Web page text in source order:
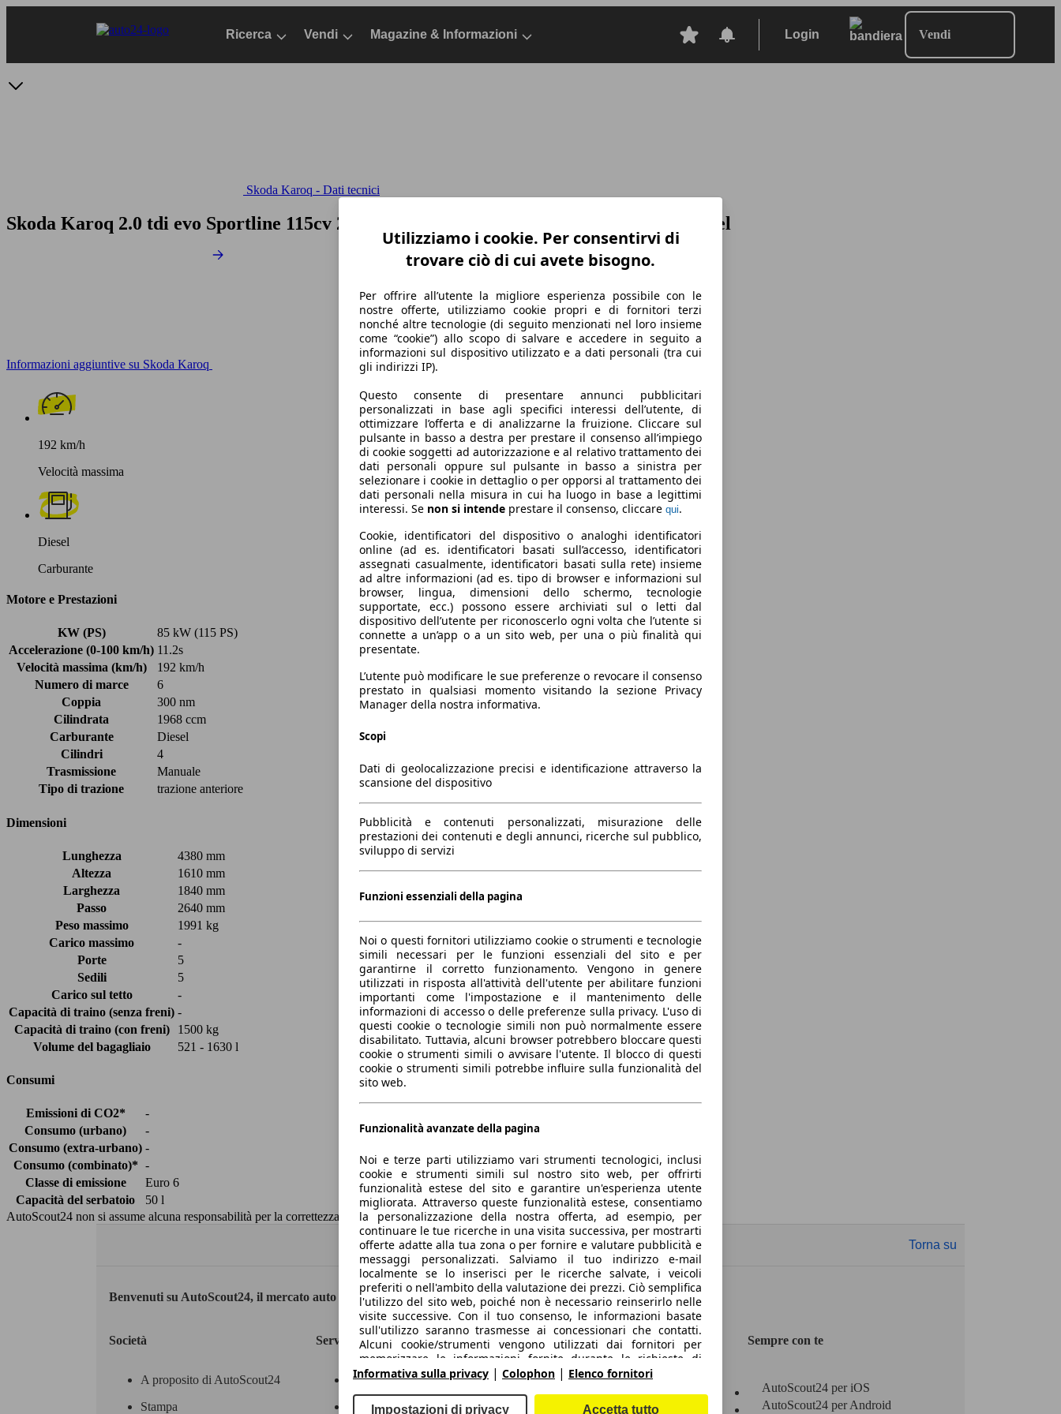
Ricerca Vendi Magazine & Informazioni Login Vendi
Skoda Karoq - Dati tecnici
Skoda Karoq 2.0 tdi evo Sportline 115cv 2022, Dal 2022, SUV/Fuoristrada/Pick-up, Diesel
Informazioni aggiuntive su Skoda Karoq
192 km/h
Velocità massima
Diesel
Carburante
Motore e Prestazioni
KW (PS)
85 kW (115 PS)
Accelerazione (0-100 km/h) 11.2s
Velocità massima (km/h)
192 km/h
Numero di marce
6
Coppia
300 nm
Cilindrata
1968 ccm
Carburante
Diesel
Cilindri
4
Trasmissione
Manuale
Tipo di trazione
trazione anteriore
Dimensioni
Lunghezza
4380 mm
Altezza
1610 mm
Larghezza
1840 mm
Passo
2640 mm
Peso massimo
1991 kg
Carico massimo
-
Porte
5
Sedili
5
Carico sul tetto
-
Capacità di traino (senza freni) -
Capacità di traino (con freni)
1500 kg
Volume del bagagliaio
521 - 1630 l
Consumi
Emissioni di CO2*
-
Consumo (urbano)
-
Consumo (extra-urbano) -
Consumo (combinato)* -
Classe di emissione
Euro 6
Capacità del serbatoio
50 l
AutoScout24 non si assume alcuna responsabilità per la correttezza dei dati.
Torna su
Benvenuti su AutoScout24, il mercato auto europeo.
Società
A proposito di AutoScout24
Stampa
Servizi
Contatti
Marche e modelli
Area rivenditori
Servizi per i dealer
Sempre con te
AutoScout24 per iOS
AutoScout24 per Android
Utilizziamo i cookie. Per consentirvi di
trovare ciò di cui avete bisogno.
Per offrire all’utente la migliore esperienza possibile con le
nostre offerte, utilizziamo cookie propri e di fornitori terzi
nonché altre tecnologie (di seguito menzionati nel loro insieme
come “cookie”) allo scopo di salvare e accedere in seguito a
informazioni sul dispositivo utilizzato e a dati personali (tra cui
gli indirizzi IP).
Questo consente di presentare annunci pubblicitari
personalizzati in base agli specifici interessi dell’utente, di
ottimizzare l’offerta e di analizzarne la fruizione. Cliccare sul
pulsante in basso a destra per prestare il consenso all’impiego
di cookie soggetti ad autorizzazione e al relativo trattamento dei
dati personali oppure sul pulsante in basso a sinistra per
selezionare i cookie in dettaglio o per opporsi al trattamento dei
dati personali nella misura in cui ha luogo in base a legittimi
interessi. Se non si intende prestare il consenso, cliccare qui.
Cookie, identificatori del dispositivo o analoghi identificatori
online (ad es. identificatori basati sull’accesso, identificatori
assegnati casualmente, identificatori basati sulla rete) insieme
ad altre informazioni (ad es. tipo di browser e informazioni sul
browser, lingua, dimensioni dello schermo, tecnologie
supportate, ecc.) possono essere archiviati sul o letti dal
dispositivo dell’utente per riconoscerlo ogni volta che l’utente si
connette a un’app o a un sito web, per una o più finalità qui
presentate.
L’utente può modificare le sue preferenze o revocare il consenso
prestato in qualsiasi momento visitando la sezione Privacy
Manager della nostra informativa.
Scopi
Dati di geolocalizzazione precisi e identificazione attraverso la
scansione del dispositivo
Pubblicità e contenuti personalizzati, misurazione delle
prestazioni dei contenuti e degli annunci, ricerche sul pubblico,
sviluppo di servizi
Funzioni essenziali della pagina
Noi o questi fornitori utilizziamo cookie o strumenti e tecnologie
simili necessari per le funzioni essenziali del sito e per
garantirne il corretto funzionamento. Vengono in genere
utilizzati in risposta all'attività dell'utente per abilitare funzioni
importanti come l'impostazione e il mantenimento delle
informazioni di accesso o delle preferenze sulla privacy. L'uso di
questi cookie o tecnologie simili non può normalmente essere
disabilitato. Tuttavia, alcuni browser potrebbero bloccare questi
cookie o strumenti simili o avvisare l'utente. Il blocco di questi
cookie o strumenti simili potrebbe influire sulla funzionalità del
sito web.
Funzionalità avanzate della pagina
Noi e terze parti utilizziamo vari strumenti tecnologici, inclusi
cookie e strumenti simili sul nostro sito web, per offrirti
funzionalità estese del sito e garantire un'esperienza utente
migliorata. Attraverso queste funzionalità estese, consentiamo
la personalizzazione della nostra offerta, ad esempio, per
continuare le tue ricerche in una visita successiva, per mostrarti
offerte adatte alla tua zona o per fornire e valutare pubblicità e
messaggi personalizzati. Salviamo il tuo indirizzo e-mail
localmente se lo inserisci per le ricerche salvate, i veicoli
preferiti o nell'ambito della valutazione dei prezzi. Ciò semplifica
l'utilizzo del sito web, poiché non è necessario reinserirlo nelle
visite successive. Con il tuo consenso, le informazioni basate
sull'utilizzo saranno trasmesse ai concessionari che contatti.
Alcuni cookie/strumenti vengono utilizzati dai fornitori per
memorizzare le informazioni fornite durante le richieste di
finanziamento per 30 giorni e per riutilizzarle automaticamente
finanziamento. Senza l'utilizzo di tali cookie/strumenti, tali
Informativa sulla privacy | Colophon | Elenco fornitori
Impostazioni di privacy Accetta tutto